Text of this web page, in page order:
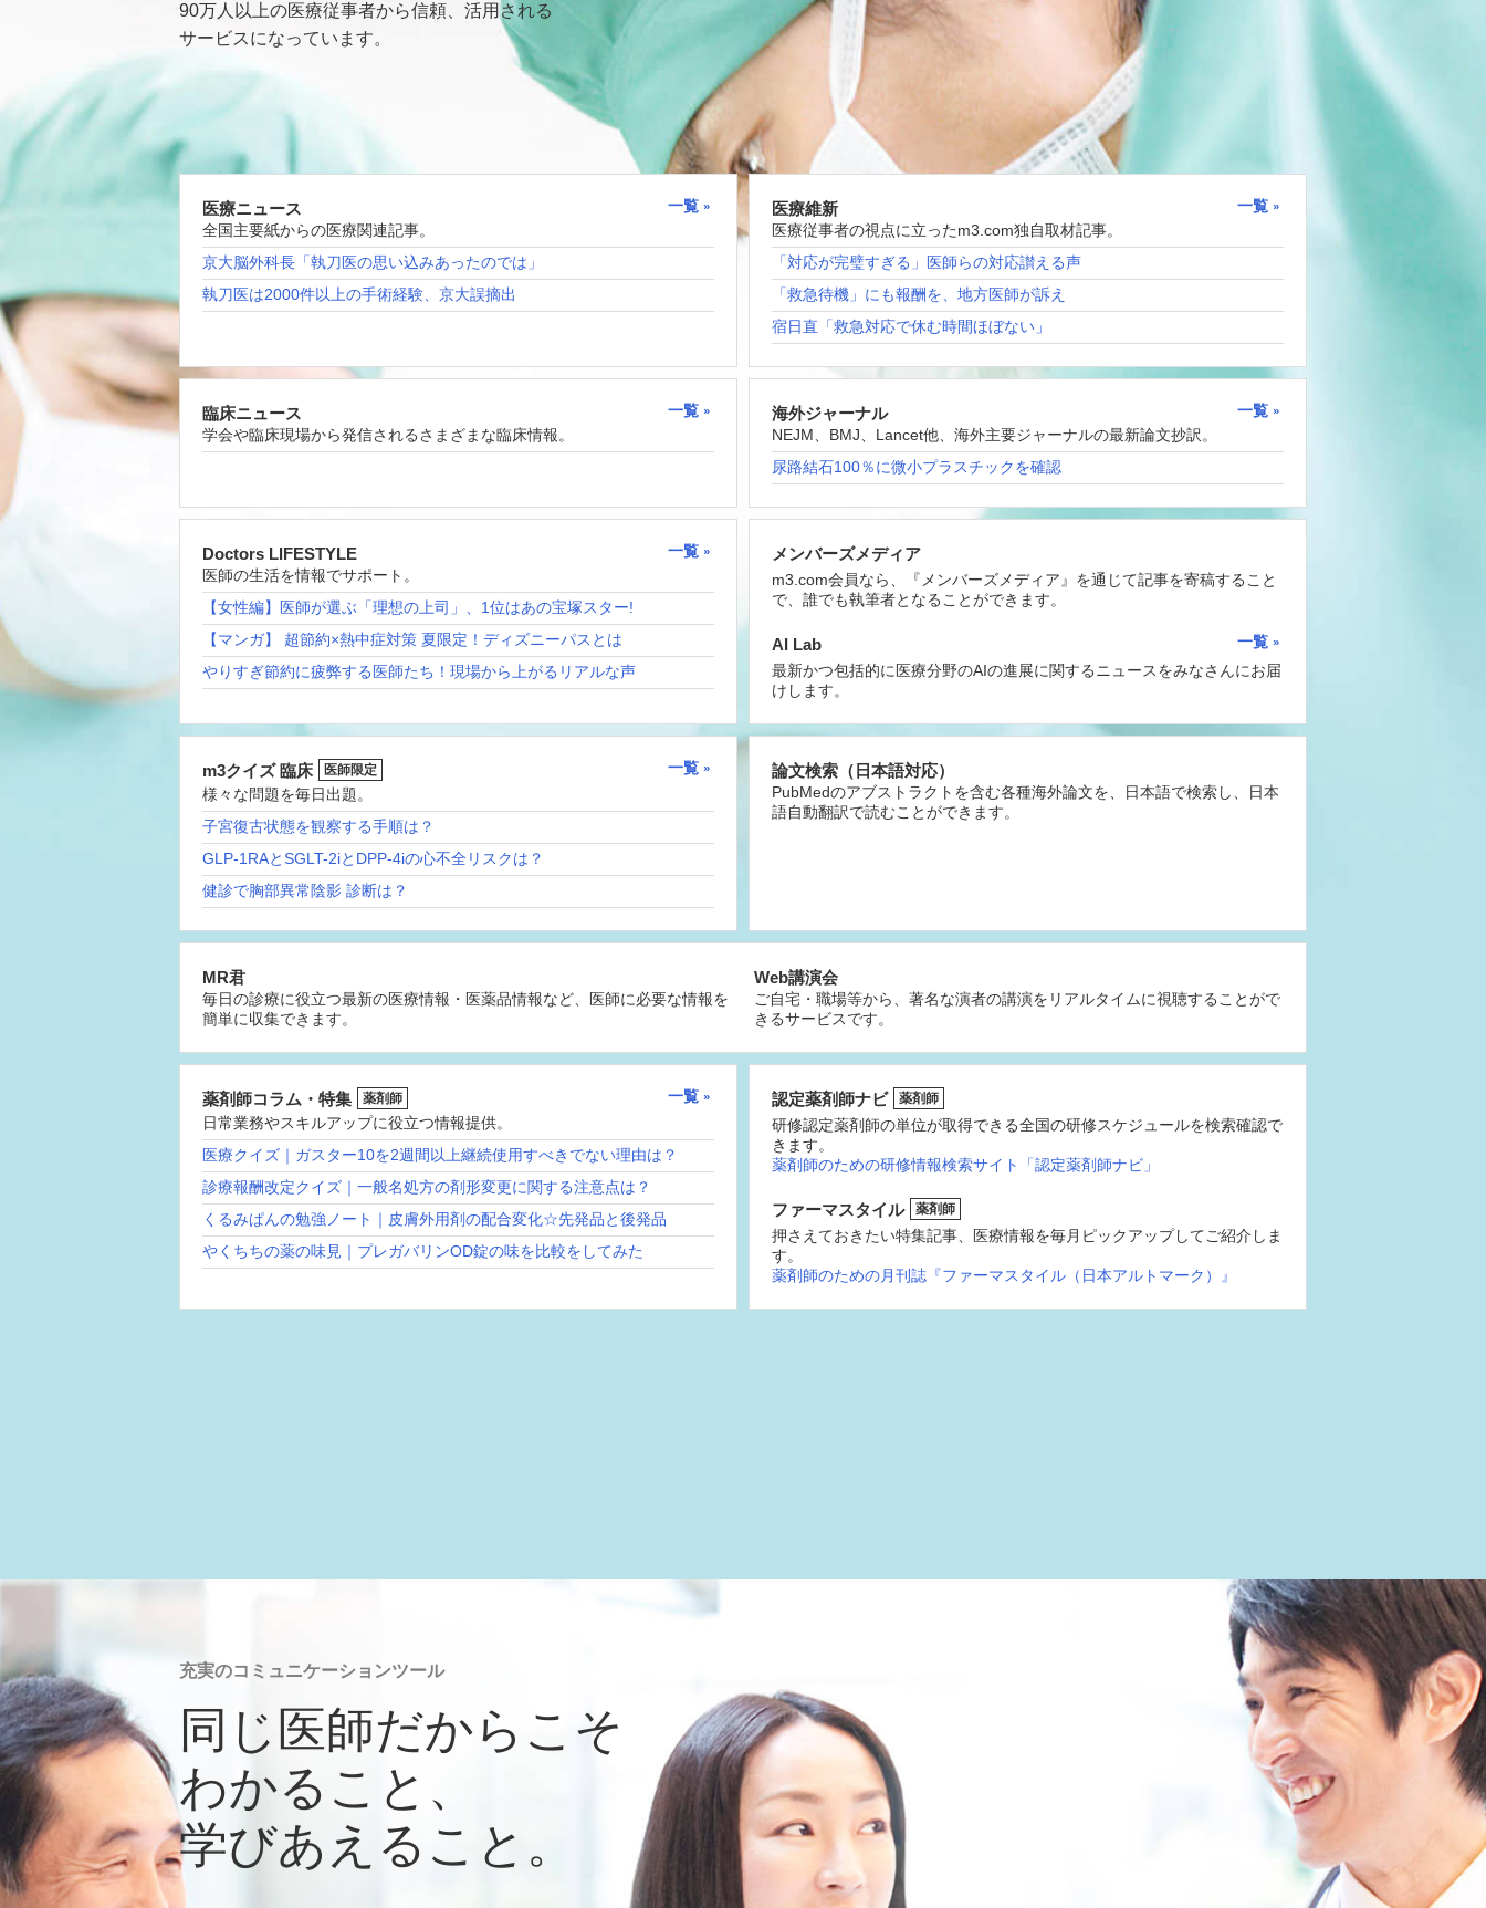
90万人以上の医療従事者から信頼、活用される
サービスになっています。
医療ニュース
一覧
全国主要紙からの医療関連記事。
京大脳外科長「執刀医の思い込みあったのでは」
執刀医は2000件以上の手術経験、京大誤摘出
医療維新
一覧
医療従事者の視点に立ったm3.com独自取材記事。
「対応が完璧すぎる」医師らの対応讃える声
「救急待機」にも報酬を、地方医師が訴え
宿日直「救急対応で休む時間ほぼない」
臨床ニュース
一覧
学会や臨床現場から発信されるさまざまな臨床情報。
海外ジャーナル
一覧
NEJM、BMJ、Lancet他、海外主要ジャーナルの最新論文抄訳。
尿路結石100％に微小プラスチックを確認
Doctors LIFESTYLE
一覧
医師の生活を情報でサポート。
【女性編】医師が選ぶ「理想の上司」、1位はあの宝塚スター!
【マンガ】 超節約×熱中症対策 夏限定！ディズニーパスとは
やりすぎ節約に疲弊する医師たち！現場から上がるリアルな声
メンバーズメディア
m3.com会員なら、『メンバーズメディア』を通じて記事を寄稿すること
で、誰でも執筆者となることができます。
AI Lab
一覧
最新かつ包括的に医療分野のAIの進展に関するニュースをみなさんにお届
けします。
m3クイズ 臨床 医師限定
一覧
様々な問題を毎日出題。
子宮復古状態を観察する手順は？
GLP-1RAとSGLT-2iとDPP-4iの心不全リスクは？
健診で胸部異常陰影 診断は？
論文検索（日本語対応）
PubMedのアブストラクトを含む各種海外論文を、日本語で検索し、日本
語自動翻訳で読むことができます。
MR君
毎日の診療に役立つ最新の医療情報・医薬品情報など、医師に必要な情報を
簡単に収集できます。
Web講演会
ご自宅・職場等から、著名な演者の講演をリアルタイムに視聴することがで
きるサービスです。
薬剤師コラム・特集 薬剤師
一覧
日常業務やスキルアップに役立つ情報提供。
医療クイズ｜ガスター10を2週間以上継続使用すべきでない理由は？
診療報酬改定クイズ｜一般名処方の剤形変更に関する注意点は？
くるみぱんの勉強ノート｜皮膚外用剤の配合変化☆先発品と後発品
やくちちの薬の味見｜プレガバリンOD錠の味を比較をしてみた
認定薬剤師ナビ 薬剤師
研修認定薬剤師の単位が取得できる全国の研修スケジュールを検索確認で
きます。
薬剤師のための研修情報検索サイト「認定薬剤師ナビ」
ファーマスタイル 薬剤師
押さえておきたい特集記事、医療情報を毎月ピックアップしてご紹介しま
す。
薬剤師のための月刊誌『ファーマスタイル（日本アルトマーク）』
充実のコミュニケーションツール
同じ医師だからこそ
わかること、
学びあえること。